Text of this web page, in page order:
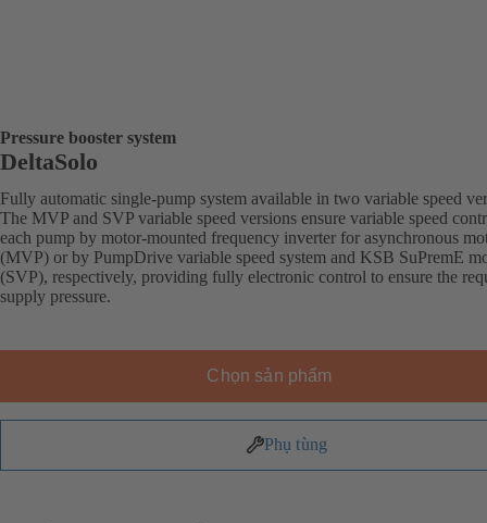
Pressure booster system
DeltaSolo
Fully automatic single-pump system available in two variable speed
The MVP and SVP variable speed versions ensure variable speed
each pump by motor-mounted frequency inverter for asynchronous
(MVP) or by PumpDrive variable speed system and KSB SuPremE
(SVP), respectively, providing fully electronic control to ensure the
supply pressure.
Chọn sản phẩm
Phụ tùng